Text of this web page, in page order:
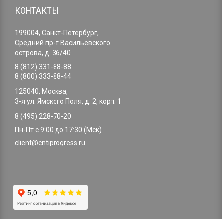
КОНТАКТЫ
199004, Санкт-Петербург,
Средний пр-т Васильевского
острова, д. 36/40
8 (812) 331-88-88
8 (800) 333-88-44
125040, Москва,
3-я ул. Ямского Поля, д. 2, корп. 1
8 (495) 228-70-20
Пн-Пт с 9:00 до 17:30 (Мск)
client@cntiprogress.ru